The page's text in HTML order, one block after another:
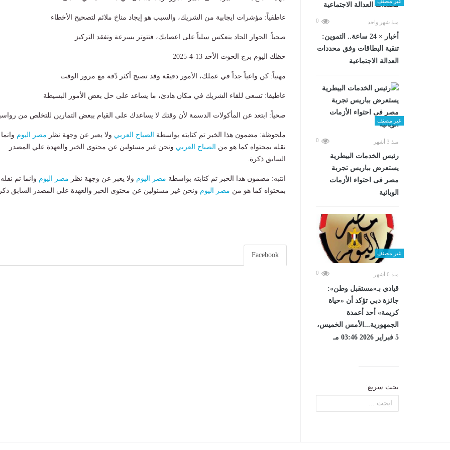
منذ شهر واحد 0
أخبار × 24 ساعة.. التموين:
تنقية البطاقات وفق محددات
العدالة الاجتماعية
غير مصنف
منذ 3 أشهر 0
رئيس الخدمات البيطرية
يستعرض بباريس تجربة
مصر فى احتواء الأزمات
الوبائية
غير مصنف
منذ 6 أشهر 0
قيادي بـ«مستقبل وطن»:
جائزة دبي تؤكد أن «حياة
كريمة» أحد أعمدة
الجمهورية...الأمس الخميس،
5 فبراير 2026 03:46 مـ
بحث سريع:
عاطفياً: مؤشرات ايجابية من الشريك، والسبب هو إيجاد مناخ ملائم لتصحيح الأخطاء
صحياً: الحوار الحاد ينعكس سلباً على اعصابك، فتتوتر بسرعة وتفقد التركيز
حظك اليوم برج الحوت الأحد 13-4-2025
مهنياً: كن واعياً جداً في عملك، الأمور دقيقة وقد تصبح أكثر دّقة مع مرور الوقت
عاطيفا: تسعى للقاء الشريك في مكان هادئ، ما يساعد على حل بعض الأمور البسيطة
صحياً: ابتعد عن المأكولات الدسمة لأن وقتك لا يساعدك على القيام ببعض التمارين للتخلص من
ملحوظة: مضمون هذا الخبر تم كتابته بواسطة الصباح العربي ولا يعبر عن وجهة نظر مصر اليوم
نقله بمحتواه كما هو من
الصباح العربي ونحن غير مسئولين عن محتوى الخبر والعهدة علي المصدر
السابق ذكرة.
انتبه: مضمون هذا الخبر تم كتابته بواسطة مصر اليوم ولا يعبر عن وجهة نظر مصر اليوم وانما تم نقله
بمحتواه كما هو من مصر اليوم ونحن غير مسئولين عن محتوى الخبر والعهدة علي المصدر السابق
Facebook